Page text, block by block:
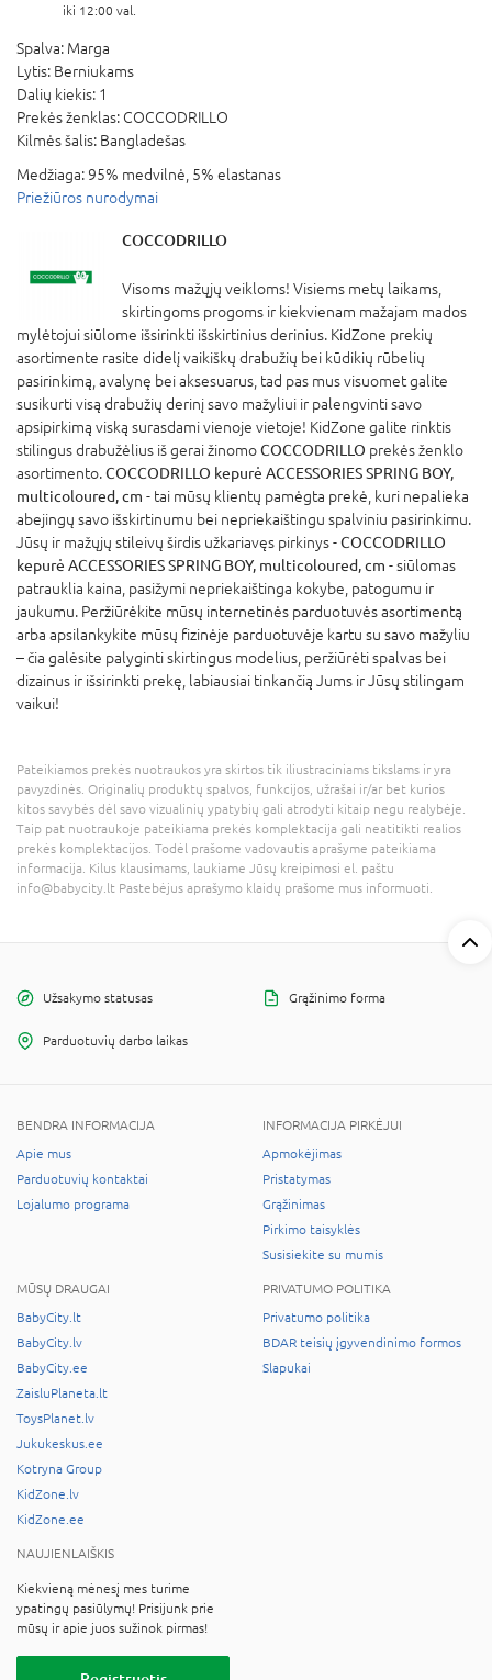
iki 12:00 val.
Spalva: Marga
Lytis: Berniukams
Dalių kiekis: 1
Prekės ženklas: COCCODRILLO
Kilmės šalis: Bangladešas
Medžiaga: 95% medvilnė, 5% elastanas
Priežiūros nurodymai
COCCODRILLO
Visoms mažųjų veikloms! Visiems metų laikams,
skirtingoms progoms ir kiekvienam mažajam mados
mylėtojui siūlome išsirinkti išskirtinius derinius. KidZone prekių
asortimente rasite didelį vaikiškų drabužių bei kūdikių rūbelių
pasirinkimą, avalynę bei aksesuarus, tad pas mus visuomet galite
susikurti visą drabužių derinį savo mažyliui ir palengvinti savo
apsipirkimą viską surasdami vienoje vietoje! KidZone galite rinktis
stilingus drabužėlius iš gerai žinomoCOCCODRILLO prekės ženklo
asortimento.COCCODRILLO kepurė ACCESSORIES SPRING BOY,
multicoloured, cm - tai mūsų klientų pamėgta prekė, kuri nepalieka
abejingų savo išskirtinumu bei nepriekaištingu spalviniu pasirinkimu.
Jūsų ir mažųjų stileivų širdis užkariavęs pirkinys -COCCODRILLO
kepurė ACCESSORIES SPRING BOY, multicoloured, cm - siūlomas
patrauklia kaina, pasižymi nepriekaištinga kokybe, patogumu ir
jaukumu. Peržiūrėkite mūsų internetinės parduotuvės asortimentą
arba apsilankykite mūsų fizinėje parduotuvėje kartu su savo mažyliu
– čia galėsite palyginti skirtingus modelius, peržiūrėti spalvas bei
dizainus ir išsirinkti prekę, labiausiai tinkančią Jums ir Jūsų stilingam
vaikui!
Pateikiamos prekės nuotraukos yra skirtos tik iliustraciniams tikslams ir yra
pavyzdinės. Originalių produktų spalvos, funkcijos, užrašai ir/ar bet kurios
kitos savybės dėl savo vizualinių ypatybių gali atrodyti kitaip negu realybėje.
Taip pat nuotraukoje pateikiama prekės komplektacija gali neatitikti realios
prekės komplektacijos. Todėl prašome vadovautis aprašyme pateikiama
informacija. Kilus klausimams, laukiame Jūsų kreipimosi el. paštu
info@babycity.lt Pastebėjus aprašymo klaidų prašome mus informuoti.
Užsakymo statusas Grąžinimo forma
Parduotuvių darbo laikas
BENDRA INFORMACIJA
Apie mus
Parduotuvių kontaktai
Lojalumo programa
INFORMACIJA PIRKĖJUI
Apmokėjimas
Pristatymas
Grąžinimas
Pirkimo taisyklės
Susisiekite su mumis
MŪSŲ DRAUGAI
BabyCity.lt
BabyCity.lv
BabyCity.ee
ZaisluPlaneta.lt
ToysPlanet.lv
Jukukeskus.ee
Kotryna Group
KidZone.lv
KidZone.ee
PRIVATUMO POLITIKA
Privatumo politika
BDAR teisių įgyvendinimo formos
Slapukai
NAUJIENLAIŠKIS
Kiekvieną mėnesį mes turime
ypatingų pasiūlymų! Prisijunk prie
mūsų ir apie juos sužinok pirmas!